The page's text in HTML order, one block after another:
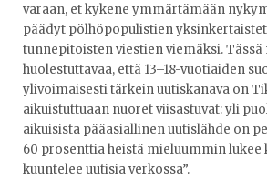
varaan, et kykene ymmärtämään
päädyt pölhöpopulistien
tunnepitoisten viestien viemäksi. Tässä
huolestuttavaa, että 13–18-vuotiaiden
ylivoimaisesti tärkein uutiskanava on
aikuistuttuaan nuoret viisastuvat: yli
aikuisista pääasiallinen uutislähde on
60 prosenttia heistä mieluummin lukee
kuuntelee uutisia verkossa”.